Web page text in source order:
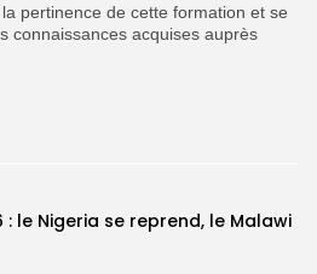
pertinence de cette formation et se
connaissances acquises auprès
: le Nigeria se reprend, le Malawi